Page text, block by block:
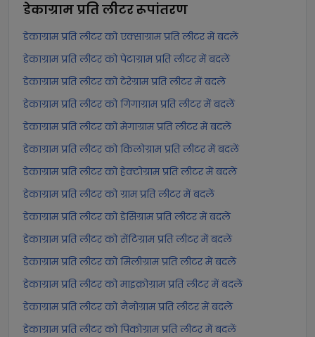
डेकाग्राम प्रति लीटररूपांतरण
डेकाग्राम प्रति लीटर को एक्साग्राम प्रति लीटर में बदलें
डेकाग्राम प्रति लीटर को पेटाग्राम प्रति लीटर में बदलें
डेकाग्राम प्रति लीटर को टेरेग्राम प्रति लीटर में बदलें
डेकाग्राम प्रति लीटर को गिगाग्राम प्रति लीटर में बदलें
डेकाग्राम प्रति लीटर को मेगाग्राम प्रति लीटर में बदलें
डेकाग्राम प्रति लीटर को किलोग्राम प्रति लीटर में बदलें
डेकाग्राम प्रति लीटर को हेक्टोग्राम प्रति लीटर में बदलें
डेकाग्राम प्रति लीटर को ग्राम प्रति लीटर में बदलें
डेकाग्राम प्रति लीटर को डेसिग्राम प्रति लीटर में बदलें
डेकाग्राम प्रति लीटर को सेंटिग्राम प्रति लीटर में बदलें
डेकाग्राम प्रति लीटर को मिलीग्राम प्रति लीटर में बदलें
डेकाग्राम प्रति लीटर को माइक्रोग्राम प्रति लीटर में बदलें
डेकाग्राम प्रति लीटर को नैनोग्राम प्रति लीटर में बदलें
डेकाग्राम प्रति लीटर को पिकोग्राम प्रति लीटर में बदलें